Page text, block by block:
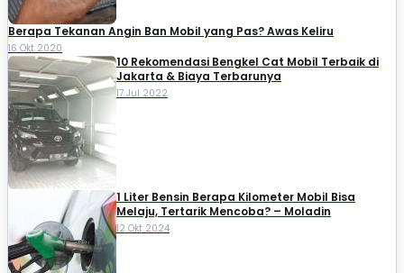
Berapa Tekanan Angin Ban Mobil yang Pas? Awas Keliru
16 Okt 2020
10 Rekomendasi Bengkel Cat Mobil Terbaik di
Jakarta & Biaya Terbarunya
17 Jul 2022
1 Liter Bensin Berapa Kilometer Mobil Bisa
Melaju, Tertarik Mencoba? – Moladin
12 Okt 2024